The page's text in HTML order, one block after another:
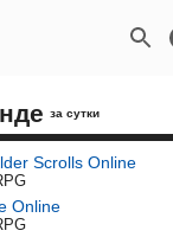
за сутки
Scrolls Online
Online